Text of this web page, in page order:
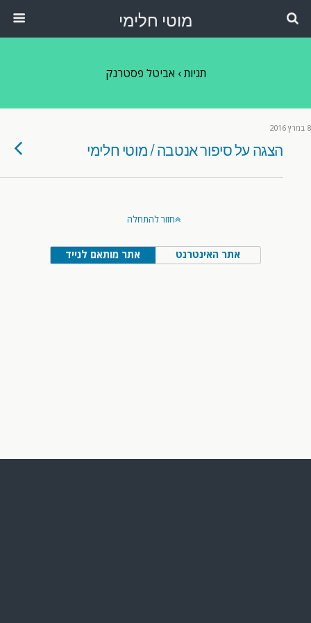
מוטי חלימי
תגיות › אביטל פסטרנק
8 במרץ 2016
הצגה על סיפור אנטבה / מוטי חלימי
חזור להתחלה
אתר מותאם לנייד אתר האינטרנט